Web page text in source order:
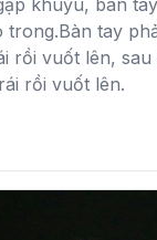
khuỷu, bàn
trong.Bàn tay
rồi vuốt lên,
rồi vuốt lên.